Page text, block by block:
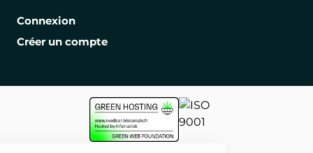
Connexion
Créer un compte